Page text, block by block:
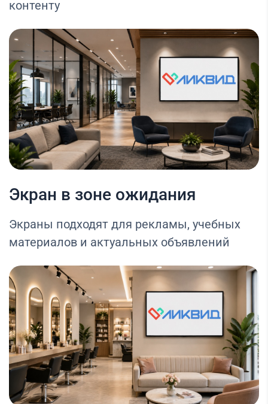
контенту
Экран в зоне ожидания
Экраны подходят для рекламы, учебных
материалов и актуальных объявлений